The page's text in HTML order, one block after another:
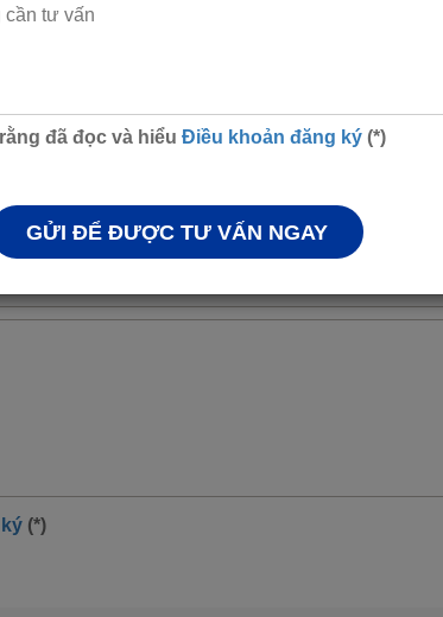
(*)
đã đọc và hiểu Điều khoản đăng ký (*)
GỬI ĐỂ ĐƯỢC TƯ VẤN NGAY